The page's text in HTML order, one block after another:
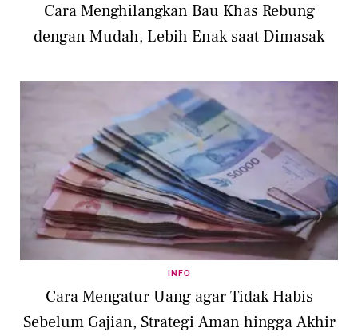
Cara Menghilangkan Bau Khas Rebung
dengan Mudah, Lebih Enak saat Dimasak
INFO
Cara Mengatur Uang agar Tidak Habis
Sebelum Gajian, Strategi Aman hingga Akhir